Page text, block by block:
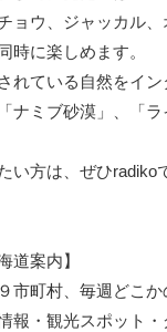
ョウ、ジャッカル
時に楽しめます。
れている自然をイ
ナミブ砂漠」、「
い方は、ぜひradiko
道案内】
市町村、毎週どこか
報・観光スポット